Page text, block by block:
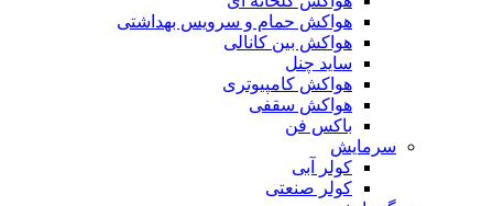
هواکش حمام و سرویس بهداشتی
هواکش بین کانالی
ساید چنل
هواکش کامپیوتری
هواکش سقفی
باکس فن
سرمایش
کولر آبی
کولر صنعتی